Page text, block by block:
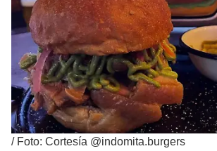
/ Foto: Cortesía @indomita.burgers